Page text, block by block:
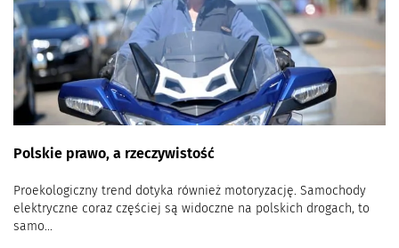
Polskie prawo, a rzeczywistość
Proekologiczny trend dotyka również motoryzację. Samochody
elektryczne coraz częściej są widoczne na polskich drogach, to
samo...